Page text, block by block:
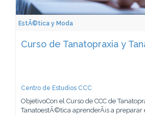
EstÃ©tica y Moda
Curso de Tanatopraxia y
Centro de Estudios CCC
ObjetivoCon el Curso de CCC de
TanatoestÃ©tica aprenderÃ¡s a preparar